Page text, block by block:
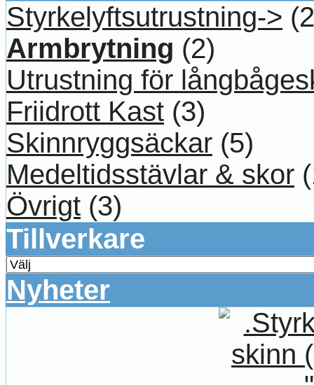
Styrkelyftsutrustning->
Armbrytning (2)
Utrustning för
Friidrott Kast (3)
Skinnryggsäckar (5)
Medeltidsstävlar & skor
Övrigt (3)
Tillverkare
Nyheter